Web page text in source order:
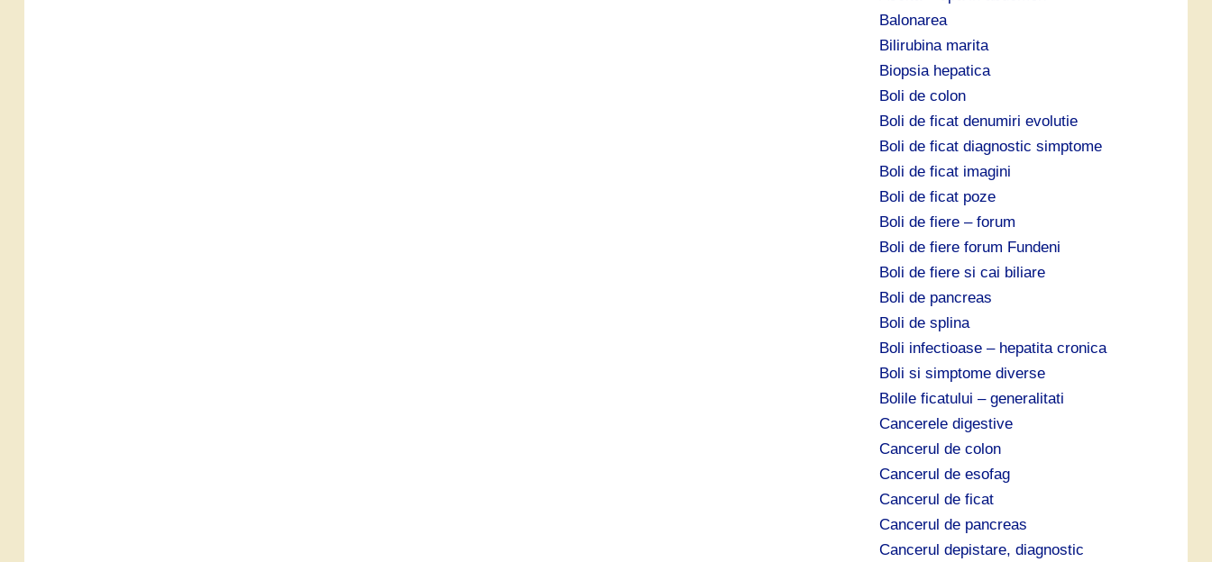
Balonarea
Bilirubina marita
Biopsia hepatica
Boli de colon
Boli de ficat denumiri evolutie
Boli de ficat diagnostic simptome
Boli de ficat imagini
Boli de ficat poze
Boli de fiere – forum
Boli de fiere forum Fundeni
Boli de fiere si cai biliare
Boli de pancreas
Boli de splina
Boli infectioase – hepatita cronica
Boli si simptome diverse
Bolile ficatului – generalitati
Cancerele digestive
Cancerul de colon
Cancerul de esofag
Cancerul de ficat
Cancerul de pancreas
Cancerul depistare, diagnostic